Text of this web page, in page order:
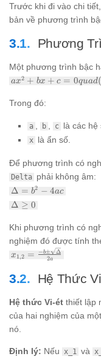
Trước khi đi vào chi
bản về phương trình
Phương
Một phương trình bậc
ax^2
+ c
(a
\ne
ax2 + bx + c = 0quad
Trong đó:
a b c là các hệ
x là ẩn số.
Để phương trình có
Delta phải không âm:
\Delta
= b^2
- 4ac
Δ = b2 − 4ac
\Delta
Δ ≥ 0
Khi phương trình có
nghiệm đó được tính
x_{1,2} =
\frac{-b \pm
\sqrt{\Delta}}
{2a}
x1,2 = 2a
−b± Δ
Hệ Thức
Hệ thức Vi-ét thiết lập
của hai nghiệm của
nó.
Định lý: Nếu x_1 và